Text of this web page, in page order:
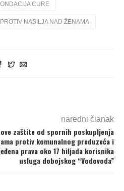
CURE
NASILJA NAD ŽENAMA
naredni članak
zaštite od spornih poskupljenja
protiv komunalnog preduzeća i
prava oko 17 hiljada korisnika
usluga dobojskog “Vodovoda”